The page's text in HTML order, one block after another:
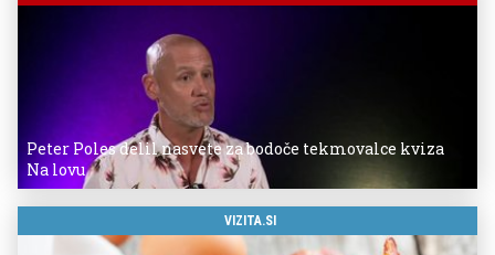
Peter Poles delil nasvete za bodoče tekmovalce kviza
Na lovu
VIZITA.SI